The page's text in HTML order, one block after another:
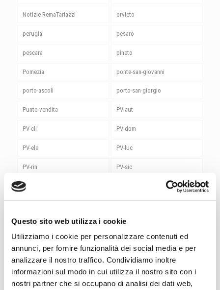
Questo sito web utilizza i cookie
Utilizziamo i cookie per personalizzare contenuti ed
annunci, per fornire funzionalità dei social media e per
analizzare il nostro traffico. Condividiamo inoltre
informazioni sul modo in cui utilizza il nostro sito con i
nostri partner che si occupano di analisi dei dati web,
Notizie RemaTarlazzi orvieto
perugia pesaro
pescara pineto
Pomezia ponte-san-giovanni
porto-ascoli porto-san-giorgio
Punto-vendita PV-aut
PV-cli PV-dom
PV-ele PV-luc
PV-rin PV-sic
PV-ute
senigallia Senza categoria
spoleto stardream
Studio Luce Sungrow